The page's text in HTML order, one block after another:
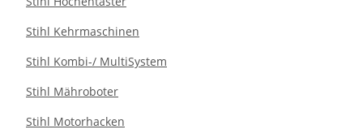
Stihl Kehrmaschinen
Stihl Kombi-/ MultiSystem
Stihl Mähroboter
Stihl Motorhacken